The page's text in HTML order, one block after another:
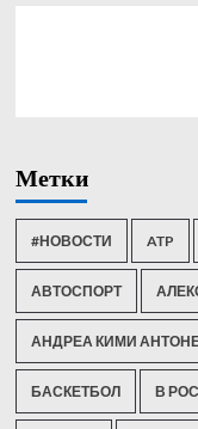
Метки
#НОВОСТИ ATP
АВТОСПОРТ
АНДРЕА КИМИ
БАСКЕТБОЛ В